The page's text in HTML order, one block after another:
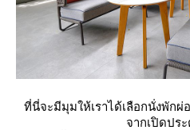
ที่นี่จะมีมุมให้เราได้เลือกนั่งพักผ่
จากเปิดปร